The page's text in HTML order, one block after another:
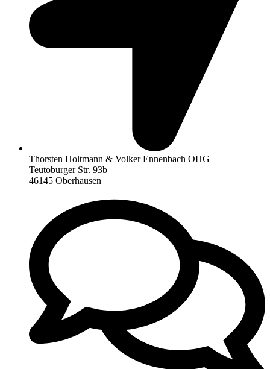
Thorsten Holtmann & Volker Ennenbach OHG
Teutoburger Str. 93b
46145 Oberhausen